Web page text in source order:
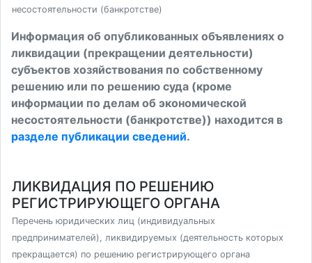
несостоятельности (банкротстве)
Информация об опубликованных объявлениях о
ликвидации (прекращении деятельности)
субъектов хозяйствования по собственному
решению или по решению суда (кроме
информации по делам об экономической
несостоятельности (банкротстве)) находится в
разделе публикации сведений.
ЛИКВИДАЦИЯ ПО РЕШЕНИЮ
РЕГИСТРИРУЮЩЕГО ОРГАНА
Перечень юридических лиц (индивидуальных
предпринимателей), ликвидируемых (деятельность которых
прекращается) по решению регистрирующего органа